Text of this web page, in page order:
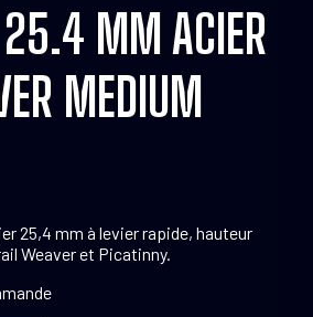
25.4 MM ACIER
MEDIUM
25,4 mm à levier rapide, hauteur
Weaver et Picatinny.